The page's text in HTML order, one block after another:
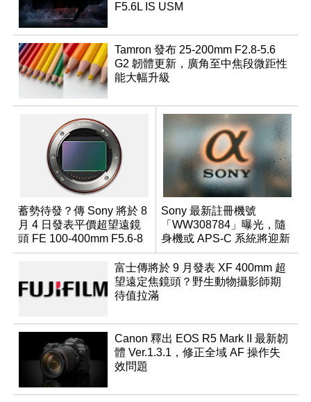
F5.6L IS USM
Tamron 發布 25-200mm F2.8-5.6
G2 韌體更新，廣角至中焦段微距性
能大幅升級
蓄勢待發？傳 Sony 將於 8
月 4 日發表平價超望遠鏡
頭 FE 100-400mm F5.6-8
Sony 最新註冊機號
「WW308784」曝光，隨
身機或 APS-C 系統將迎新
成員？
富士傳將於 9 月發表 XF 400mm 超
望遠定焦鏡頭？野生動物攝影師期
待值拉滿
Canon 釋出 EOS R5 Mark II 最新韌
體 Ver.1.3.1，修正全域 AF 操作失
效問題